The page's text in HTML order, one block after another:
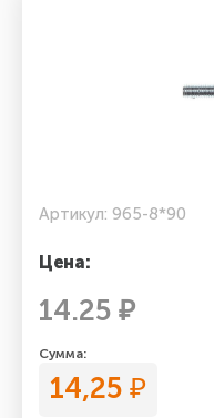
Артикул: 965-8*90
Цена:
14.25 ₽
Сумма:
14,25 ₽